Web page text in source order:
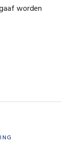
worden